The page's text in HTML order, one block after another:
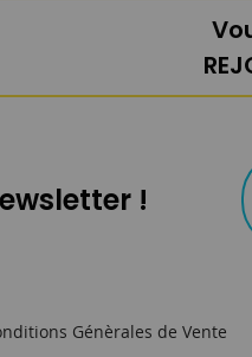
!
Génèrales de Vente